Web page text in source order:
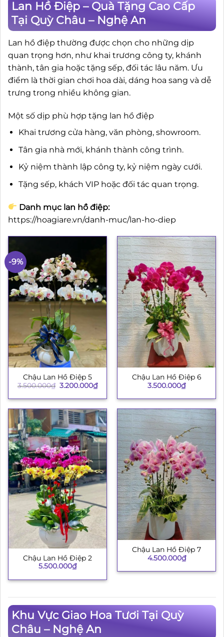
Lan Hồ Điệp – Quà Tặng Cao Cấp
Tại Quỳ Châu – Nghệ An
Lan hồ điệp thường được chọn cho những dịp
quan trọng hơn, như khai trương công ty, khánh
thành, tân gia hoặc tặng sếp, đối tác lâu năm. Ưu
điểm là thời gian chơi hoa dài, dáng hoa sang và dễ
trưng trong nhiều không gian.
Một số dịp phù hợp tặng lan hồ điệp
Khai trương cửa hàng, văn phòng, showroom.
Tân gia nhà mới, khánh thành công trình.
Kỷ niệm thành lập công ty, kỷ niệm ngày cưới.
Tặng sếp, khách VIP hoặc đối tác quan trọng.
Danh mục lan hồ điệp:
https://hoagiare.vn/danh-muc/lan-ho-diep
-9%
Chậu Lan Hồ Điệp 5
3.500.000₫ Giá
là:
3.200.000₫Giá
hiện
tại
3.200.000₫.
Chậu Lan Hồ Điệp 6
3.500.000₫
Chậu Lan Hồ Điệp 2
5.500.000₫
Chậu Lan Hồ Điệp 7
4.500.000₫
Khu Vực Giao Hoa Tươi Tại Quỳ
Châu – Nghệ An